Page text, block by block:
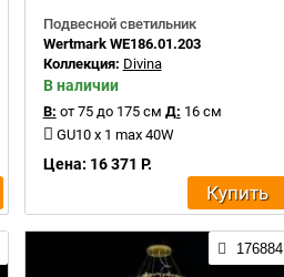
Подвесной светильник
Wertmark WE186.01.203
Коллекция: Divina
В наличии
В: от 75 до 175 см Д: 16 см
GU10 x 1 max 40W
Цена: 16 371 Р.
Купить
176884